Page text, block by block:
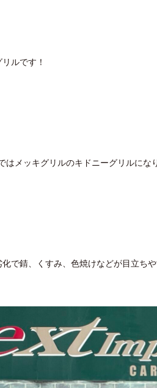
ルです！
はメッキグリルのキドニーグリルにな
で錆、くすみ、色焼けなどが目立ち